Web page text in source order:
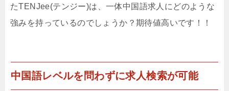
たTENJee(テンジー)は、一体中国語求人にどのような
強みを持っているのでしょうか？期待値高いです！！
中国語レベルを問わずに求人検索が可能